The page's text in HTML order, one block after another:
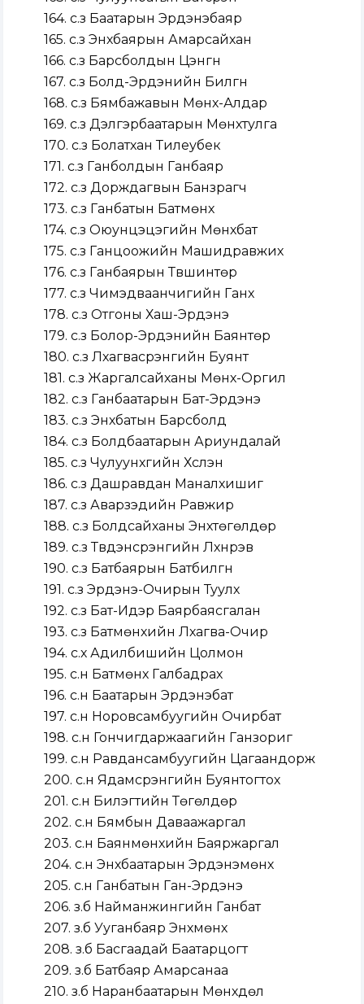
164. с.з Баатарын Эрдэнэбаяр
165. с.з Энхбаярын Амарсайхан
166. с.з Барсболдын Цэнгүүн
167. с.з Болд-Эрдэнийн Билгүүн
168. с.з Бямбажавын Мөнх-Алдар
169. с.з Дэлгэрбаатарын Мөнхтулга
170. с.з Болатхан Тилеубек
171. с.з Ганболдын Ганбаяр
172. с.з Дорждагвын Банзрагч
173. с.з Ганбатын Батмөнх
174. с.з Оюунцэцэгийн Мөнхбат
175. с.з Ганцоожийн Машидравжих
176. с.з Ганбаярын Түвшинтөр
177. с.з Чимэдваанчигийн Ганхүү
178. с.з Отгоны Хаш-Эрдэнэ
179. с.з Болор-Эрдэнийн Баянтөр
180. с.з Лхагвасүрэнгийн Буянт
181. с.з Жаргалсайханы Мөнх-Оргил
182. с.з Ганбаатарын Бат-Эрдэнэ
183. с.з Энхбатын Барсболд
184. с.з Болдбаатарын Ариундалай
185. с.з Чулуунхүүгийн Хүслэн
186. с.з Дашравдан Маналхишиг
187. с.з Аварзэдийн Равжир
188. с.з Болдсайханы Энхтөгөлдөр
189. с.з Түвдэнсүрэнгийн Лхүнрэв
190. с.з Батбаярын Батбилгүүн
191. с.з Эрдэнэ-Очирын Туулхүү
192. с.з Бат-Идэр Баярбаясгалан
193. с.з Батмөнхийн Лхагва-Очир
194. с.х Адилбишийн Цолмон
195. с.н Батмөнх Галбадрах
196. с.н Баатарын Эрдэнэбат
197. с.н Норовсамбуугийн Очирбат
198. с.н Гончигдаржаагийн Ганзориг
199. с.н Равдансамбуугийн Цагаандорж
200. с.н Ядамсүрэнгийн Буянтогтох
201. с.н Билэгтийн Төгөлдөр
202. с.н Бямбын Даваажаргал
203. с.н Баянмөнхийн Баяржаргал
204. с.н Энхбаатарын Эрдэнэмөнх
205. с.н Ганбатын Ган-Эрдэнэ
206. з.б Найманжингийн Ганбат
207. з.б Ууганбаяр Энхмөнх
208. з.б Басгаадай Баатарцогт
209. з.б Батбаяр Амарсанаа
210. з.б Наранбаатарын Мөнхдөл